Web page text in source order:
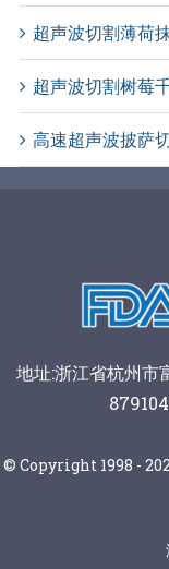
超声波切割薄荷
超声波切割树莓
高速超声波披萨
地址:浙江省杭州市
© Copyright 1998 -